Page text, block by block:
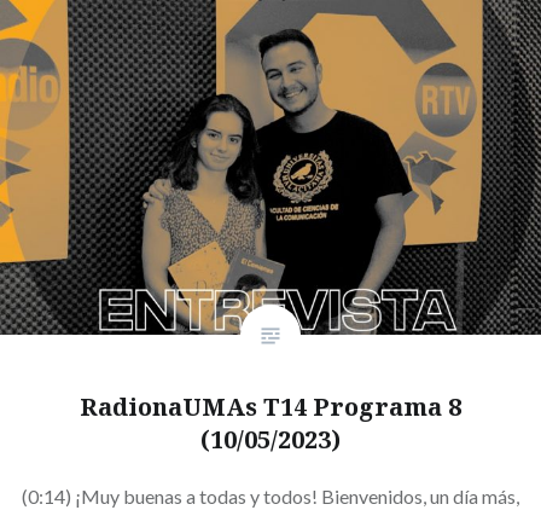
RadionaUMAs T14 Programa 8
(10/05/2023)
(0:14) ¡Muy buenas a todas y todos! Bienvenidos, un día más,